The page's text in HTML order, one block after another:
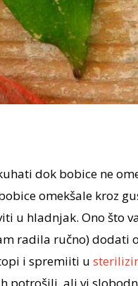
dok bobice ne
omekšale kroz
u hladnjak. Ono što
radila ručno) dodati
i spremiiti u